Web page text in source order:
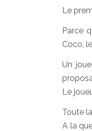
Le
Parce
Coco,
Un
Le
Toute
A la